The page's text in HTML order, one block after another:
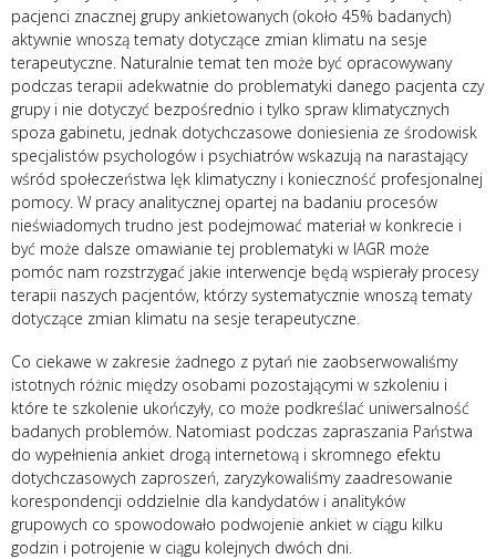
pacjenci znacznej grupy ankietowanych (około 45% badanych)
aktywnie wnoszą tematy dotyczące zmian klimatu na sesje
terapeutyczne. Naturalnie temat ten może być opracowywany
podczas terapii adekwatnie do problematyki danego pacjenta czy
grupy i nie dotyczyć bezpośrednio i tylko spraw klimatycznych
spoza gabinetu, jednak dotychczasowe doniesienia ze środowisk
specjalistów psychologów i psychiatrów wskazują na narastający
wśród społeczeństwa lęk klimatyczny i konieczność profesjonalnej
pomocy. W pracy analitycznej opartej na badaniu procesów
nieświadomych trudno jest podejmować materiał w konkrecie i
być może dalsze omawianie tej problematyki w IAGR może
pomóc nam rozstrzygać jakie interwencje będą wspierały procesy
terapii naszych pacjentów, którzy systematycznie wnoszą tematy
dotyczące zmian klimatu na sesje terapeutyczne.
Co ciekawe w zakresie żadnego z pytań nie zaobserwowaliśmy
istotnych różnic między osobami pozostającymi w szkoleniu i
które te szkolenie ukończyły, co może podkreślać uniwersalność
badanych problemów. Natomiast podczas zapraszania Państwa
do wypełnienia ankiet drogą internetową i skromnego efektu
dotychczasowych zaproszeń, zaryzykowaliśmy zaadresowanie
korespondencji oddzielnie dla kandydatów i analityków
grupowych co spowodowało podwojenie ankiet w ciągu kilku
godzin i potrojenie w ciągu kolejnych dwóch dni.